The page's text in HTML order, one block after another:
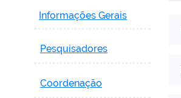
Informações Gerais
Pesquisadores
Coordenação